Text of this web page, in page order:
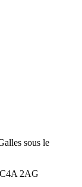
sous le
2AG